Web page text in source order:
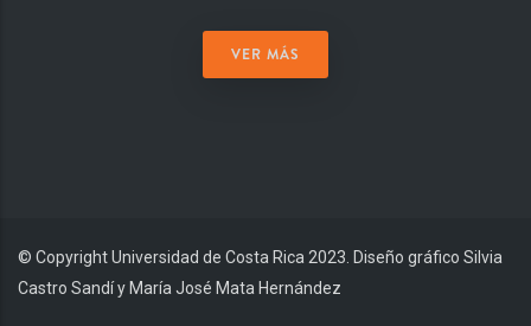
VER MÁS
© Copyright Universidad de Costa Rica 2023. Diseño gráfico Silvia
Castro Sandí y María José Mata Hernández